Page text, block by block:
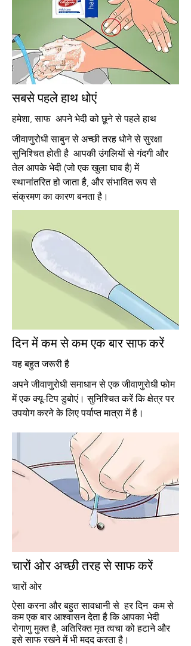
सबसे पहले हाथ धोएं
हमेशा, साफ अपने भेदी को छूने से पहले हाथ
जीवाणुरोधी साबुन से अच्छी तरह धोने से सुरक्षा
सुनिश्चित होती है आपकी उंगलियों से गंदगी और
तेल आपके भेदी (जो एक खुला घाव है) में
स्थानांतरित हो जाता है, और संभावित रूप से
संक्रमण का कारण बनता है।
दिन में कम से कम एक बार साफ करें
यह बहुत जरूरी है
अपने जीवाणुरोधी समाधान से एक जीवाणुरोधी फोम
में एक क्यू-टिप डुबोएं। सुनिश्चित करें कि क्षेत्र पर
उपयोग करने के लिए पर्याप्त मात्रा में है।
चारों ओर अच्छी तरह से साफ करें
चारों ओर
ऐसा करना और बहुत सावधानी से हर दिन कम से
कम एक बार आश्वासन देता है कि आपका भेदी
रोगाणु मुक्त है, अतिरिक्त मृत त्वचा को हटाने और
इसे साफ रखने में भी मदद करता है।